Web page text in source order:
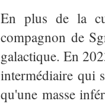
En plus de la
compagnon de
galactique. En
intermédiaire qui
qu'une masse